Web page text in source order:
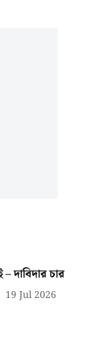
দাবিদার চার
19 Jul 2026